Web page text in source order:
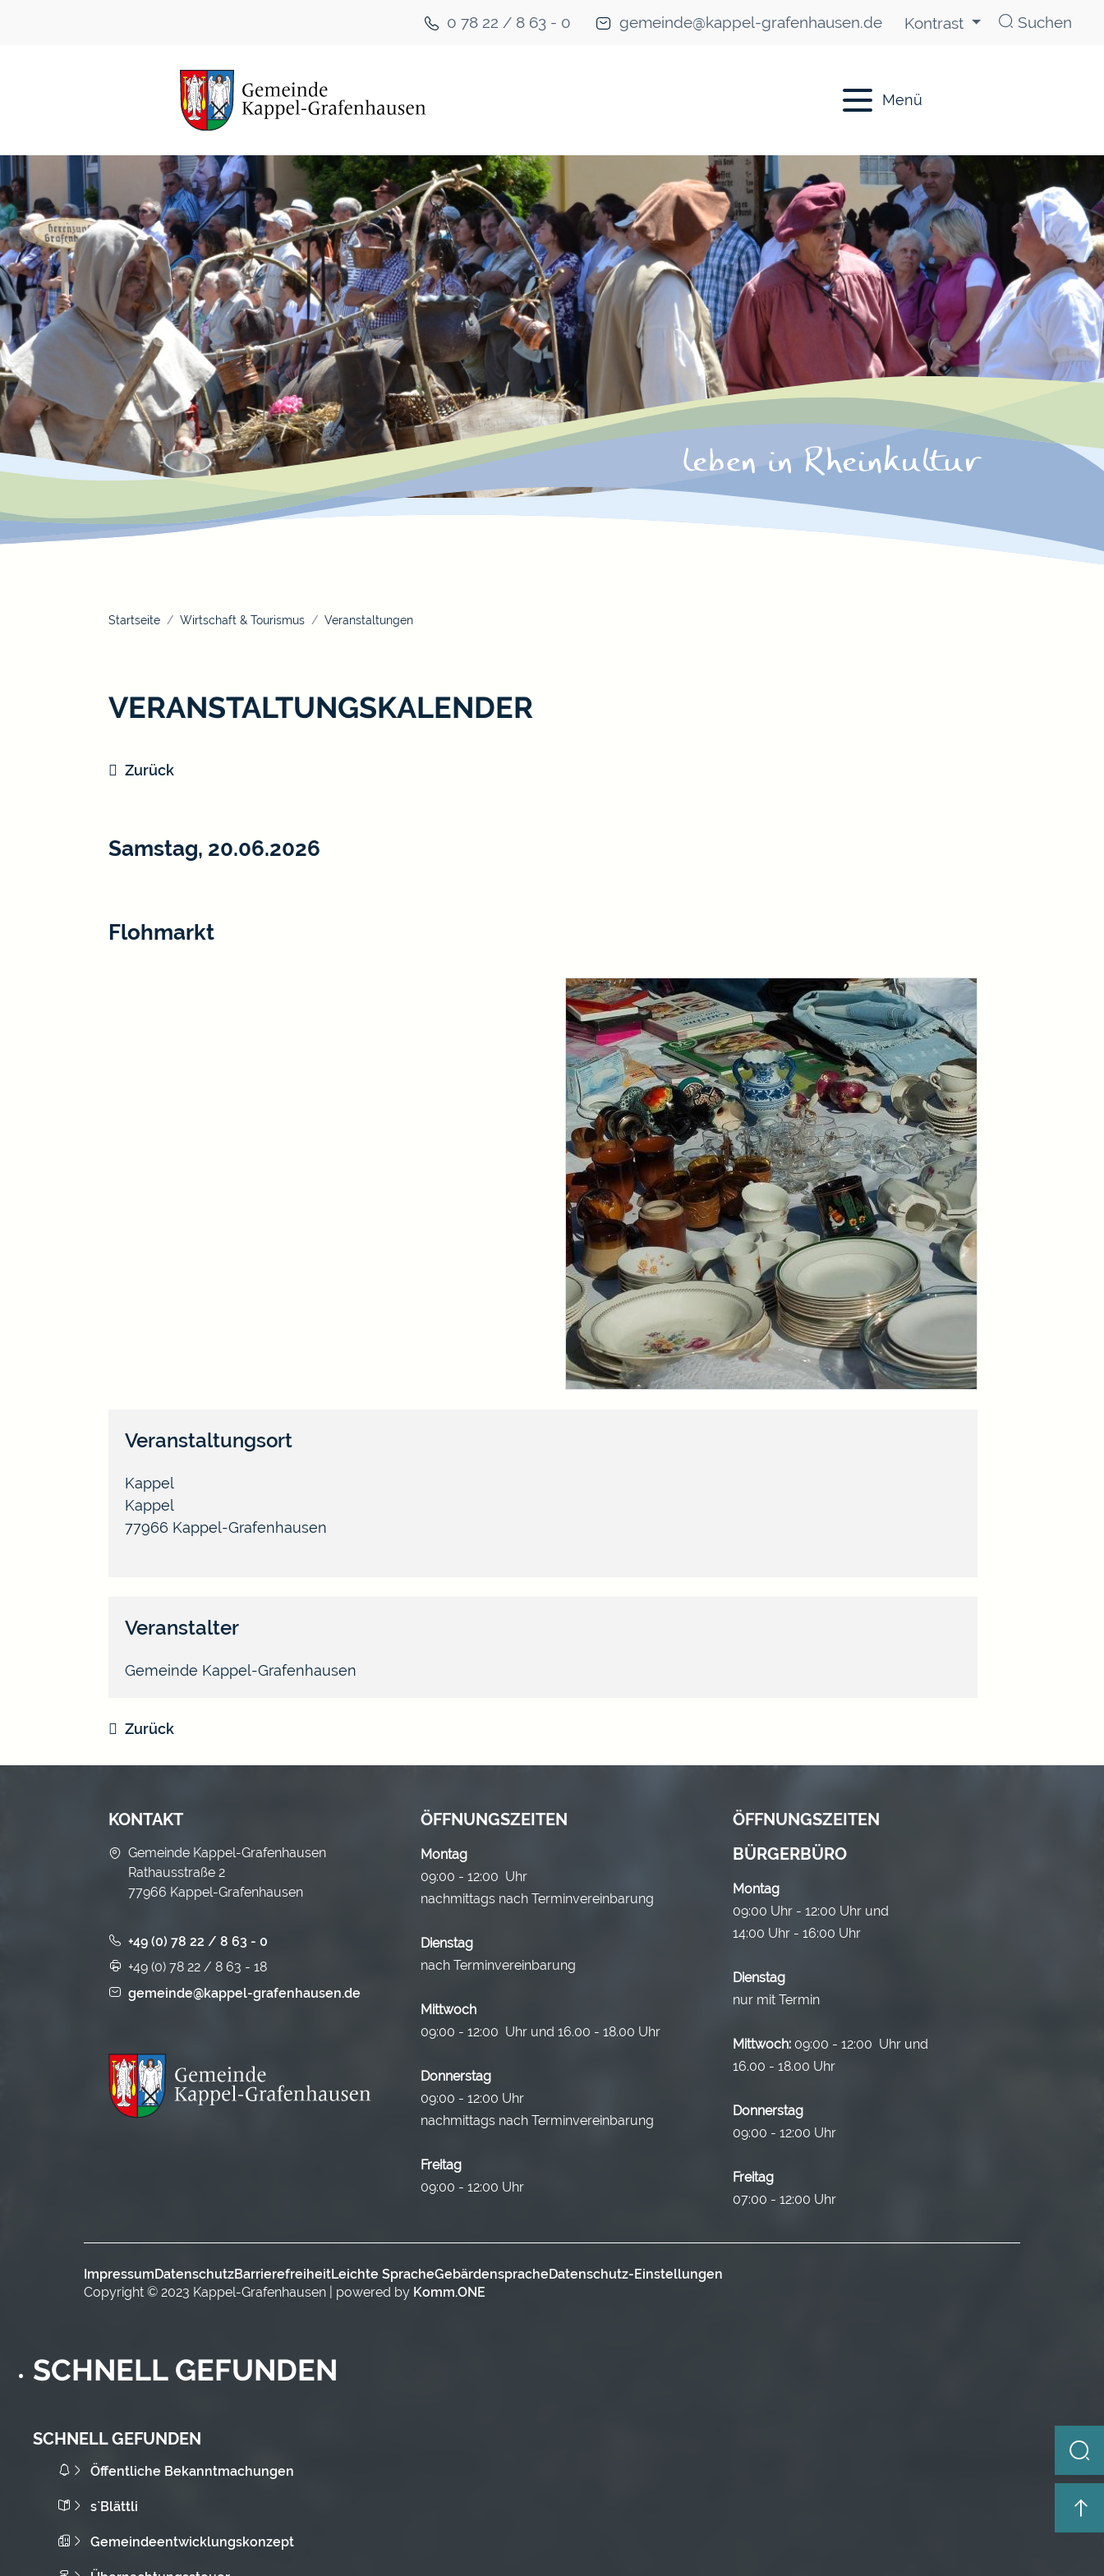
0 78 22 / 8 63 - 0 gemeinde@kappel-grafenhausen.de Kontrast Suchen
Menü
Startseite Wirtschaft & Tourismus Veranstaltungen
VERANSTALTUNGSKALENDER
Zurück
Samstag, 20.06.2026
Flohmarkt
Veranstaltungsort
Kappel
Kappel
77966 Kappel-Grafenhausen
Veranstalter
Gemeinde Kappel-Grafenhausen
Zurück
KONTAKT
Gemeinde Kappel-Grafenhausen
Rathausstraße 2
77966 Kappel-Grafenhausen
+49 (0) 78 22 / 8 63 - 0
+49 (0) 78 22 / 8 63 - 18
gemeinde@kappel-grafenhausen.de
ÖFFNUNGSZEITEN
Montag
09:00 - 12:00 Uhr
nachmittags nach Terminvereinbarung
Dienstag
nach Terminvereinbarung
Mittwoch
09:00 - 12:00 Uhr und 16.00 - 18.00 Uhr
Donnerstag
09:00 - 12:00 Uhr
nachmittags nach Terminvereinbarung
Freitag
09:00 - 12:00 Uhr
ÖFFNUNGSZEITEN
BÜRGERBÜRO
Montag
09:00 Uhr - 12:00 Uhr und
14:00 Uhr - 16:00 Uhr
Dienstag
nur mit Termin
Mittwoch: 09:00 - 12:00 Uhr und
16.00 - 18.00 Uhr
Donnerstag
09:00 - 12:00 Uhr
Freitag
07:00 - 12:00 Uhr
Impressum DatenschutzBarrierefreiheitLeichte SpracheGebärdenspracheDatenschutz-Einstellungen
Copyright © 2023 Kappel-Grafenhausen | powered by Komm.ONE
SCHNELL GEFUNDEN
SCHNELL GEFUNDEN
Öffentliche Bekanntmachungen
s`Blättli
Gemeindeentwicklungskonzept